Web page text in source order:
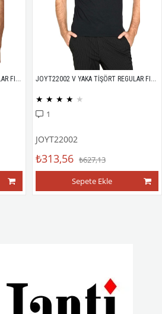
JOYT22001 O YAKA TİŞÖRT REGULAR FIT %100 PAMUK COMPACK PENYE JOYT22002 V YAKA TİŞÖRT REGULAR FIT %100 PAMUK COMPACK PENYE
★ ★ ★ ★ ★
1
JOYT22002
₺313,56 ₺627,13
Sepete Ekle